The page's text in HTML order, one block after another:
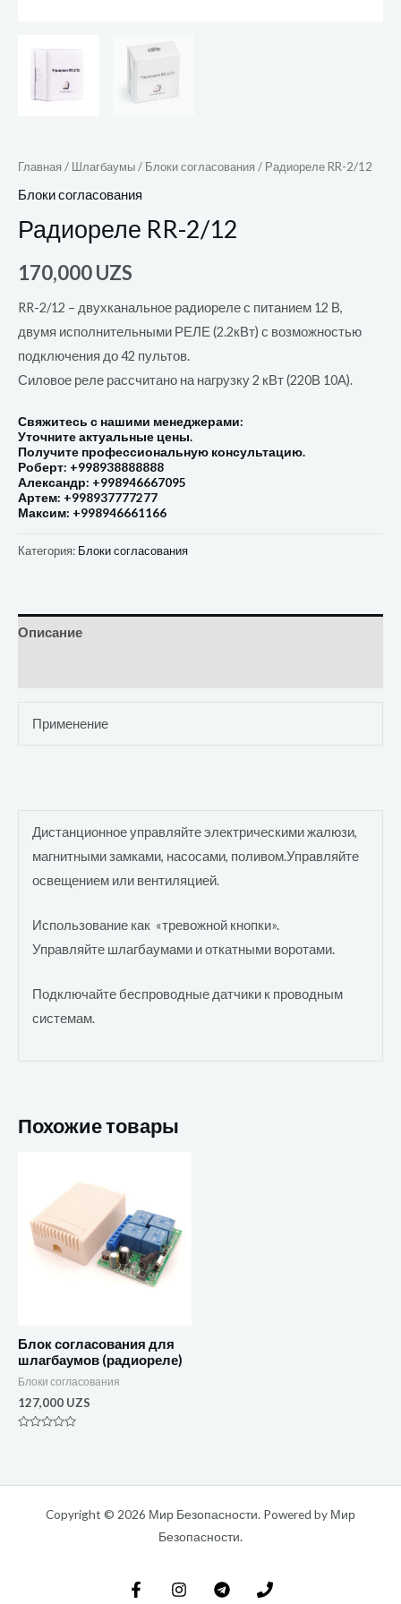
Главная / Шлагбаумы/ Блоки согласования / Радиореле RR-2/12
Блоки согласования
Радиореле RR-2/12
170,000UZS
RR-2/12 – двухканальное радиореле с питанием 12 В,
двумя исполнительными РЕЛЕ (2.2кВт) с возможностью
подключения до 42 пультов.
Силовое реле рассчитано на нагрузку 2 кВт (220В 10А).
Свяжитесь с нашими менеджерами:
Уточните актуальные цены.
Получите профессиональную консультацию.
Роберт: +998938888888
Александр: +998946667095
Артем: +998937777277
Максим: +998946661166
Категория: Блоки согласования
Описание
Применение
Дистанционное управляйте электрическими жалюзи,
магнитными замками, насосами, поливом.Управляйте
освещением или вентиляцией.
Использование как «тревожной кнопки».
Управляйте шлагбаумами и откатными воротами.
Подключайте беспроводные датчики к проводным
системам.
Похожие товары
Блок согласования для
шлагбаумов (радиореле)
Блоки согласования
127,000 UZS
Copyright © 2026 Мир Безопасности. Powered by Мир
Безопасности.